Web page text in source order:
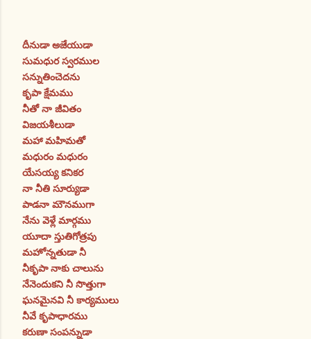
దీనుడా అజేయుడా
సుమధుర స్వరముల
సన్నుతించెదను
కృపా క్షేమము
నీతో నా జీవితం
విజయశీలుడా
మహా మహిమతో
మధురం మధురం
యేసయ్య కనికర
నా నీతి సూర్యుడా
పాడనా మౌనముగా
నేను వెళ్లే మార్గము
యూదా స్తుతిగోత్రపు
మహోన్నతుడా నీ
నీకృపా నాకు చాలును
నేనెందుకని నీ సొత్తుగా
ఘనమైనవి నీ కార్యములు
నీవే కృపాధారము
కరుణా సంపన్నుడా